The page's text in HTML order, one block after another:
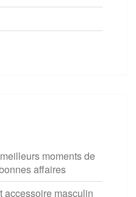
moments de
affaires
accessoire masculin